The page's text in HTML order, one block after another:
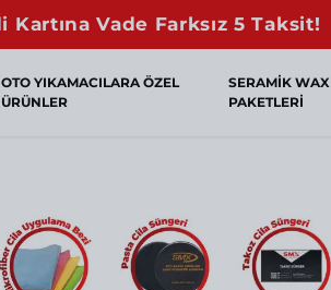
Sepette Net %10 İndirim!
OTO YIKAMACILARA ÖZEL
ÜRÜNLER
SERAMİK WAX
PAKETLERİ